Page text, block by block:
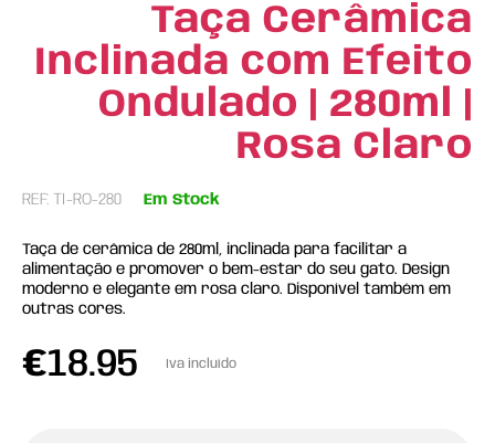
Taça Cerâmica
Inclinada com Efeito
Ondulado | 280ml |
Rosa Claro
REF: TI-RO-280 Em Stock
Taça de cerâmica de 280ml, inclinada para facilitar a
alimentação e promover o bem-estar do seu gato. Design
moderno e elegante em rosa claro. Disponível também em
outras cores.
€18.95 Iva incluído